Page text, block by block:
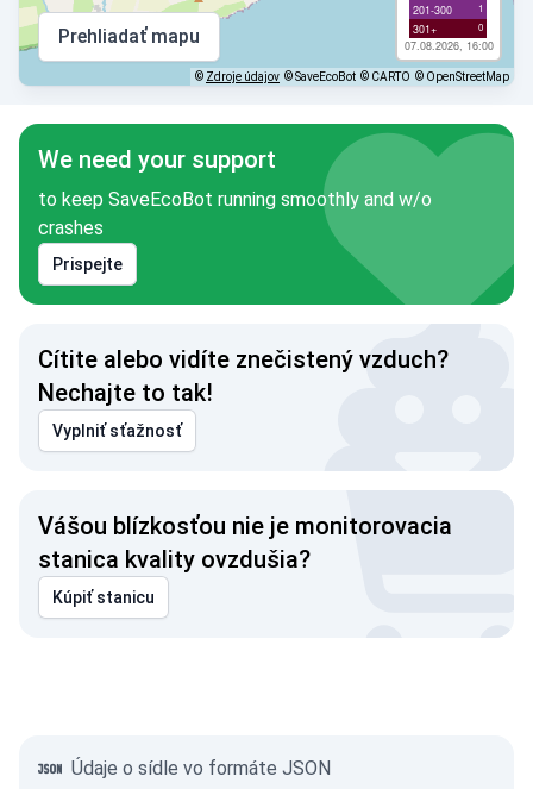
201-300 1
301+ 0
07.08.2026, 16:00
Prehliadať mapu
© Zdroje údajov © SaveEcoBot © CARTO © OpenStreetMap
We need your support
to keep SaveEcoBot running smoothly and w/o
crashes
Prispejte
Cítite alebo vidíte znečistený vzduch?
Nechajte to tak!
Vyplniť sťažnosť
Vášou blízkosťou nie je monitorovacia
stanica kvality ovzdušia?
Kúpiť stanicu
Údaje o sídle vo formáte JSON